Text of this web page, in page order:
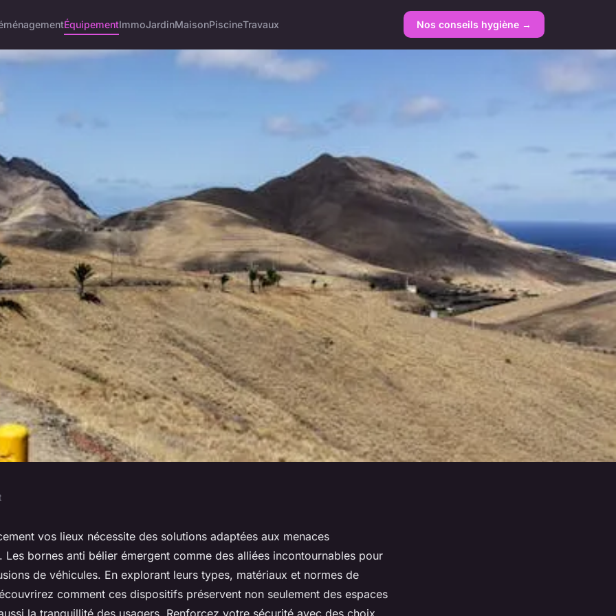
ÉquipementImmoJardinMaisonPiscineTravaux Nos conseils hygiène →
renforcer
vos lieux nécessite des solutions adaptées aux menaces
Les bornes anti bélier émergent comme des alliées incontournables pour
de véhicules. En explorant leurs types, matériaux et normes de
comment ces dispositifs préservent non seulement des espaces
la tranquillité des usagers. Renforcez votre sécurité avec des choix